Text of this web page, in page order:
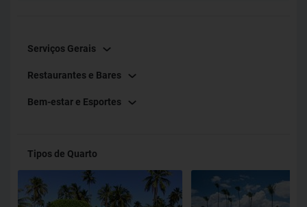
Serviços Gerais
Restaurantes e Bares
Bem-estar e Esportes
Tipos de Quarto